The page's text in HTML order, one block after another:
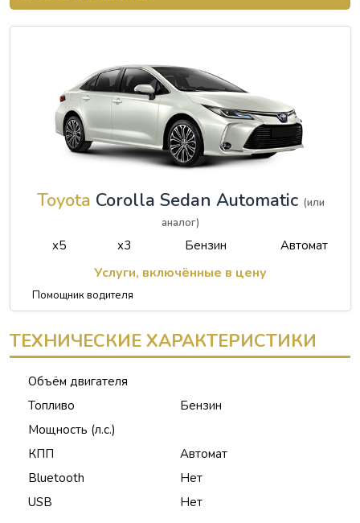
Toyota Corolla Sedan Automatic (или
аналог)
x5 x3 Бензин Автомат
Услуги, включённые в цену
Помощник водителя
ТЕХНИЧЕСКИЕ ХАРАКТЕРИСТИКИ
Объём двигателя
Топливо
Бензин
Мощность (л.с.)
КПП
Автомат
Bluetooth
Нет
USB
Нет